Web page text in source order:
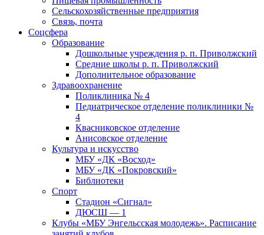
Сельскохозяйственные предприятия
Связь, почта
Соцсфера
Образование
Дошкольные учреждения р. п. Приволжский
Средние школы р. п. Приволжский
Дополнительное образование
Здравоохранение
Поликлиника № 4
Педиатрическое отделение поликлиники №
4
Квасниковское отделение
Анисовское отделение
Культура и искусство
МБУ «ДК «Восход»
МБУ «ДК «Покровский»
Библиотеки
Спорт
Стадион «Сигнал»
ДЮСШ — 1
Клубы «МБУ Энгельсская молодежь». Расписание